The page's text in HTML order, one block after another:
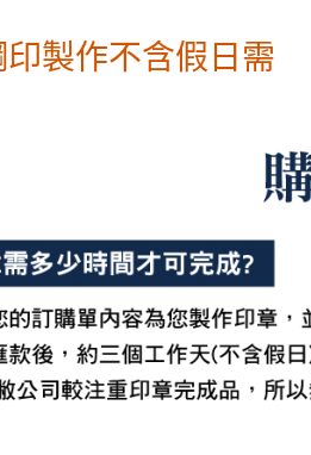
作不含假日需